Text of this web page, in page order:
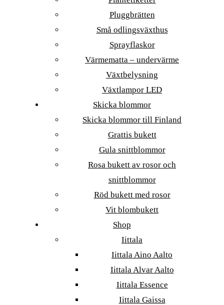
Pluggbrätten
Små odlingsväxthus
Sprayflaskor
Värmematta – undervärme
Växtbelysning
Växtlampor LED
Skicka blommor
Skicka blommor till Finland
Grattis bukett
Gula snittblommor
Rosa bukett av rosor och
snittblommor
Röd bukett med rosor
Vit blombukett
Shop
Iittala
Iittala Aino Aalto
Iittala Alvar Aalto
Iittala Essence
Iittala Gaissa